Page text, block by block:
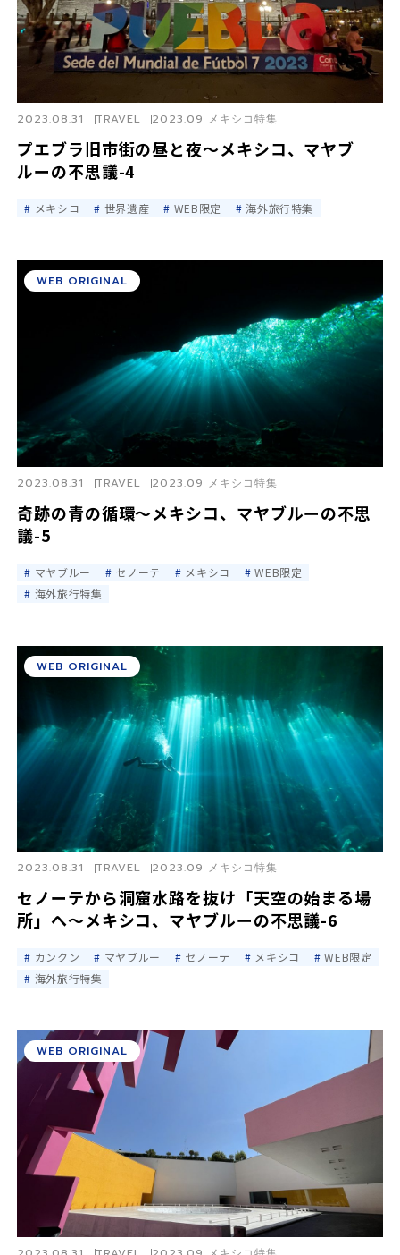
プエブラ旧市街の昼と夜〜メキシコ、マヤブ
ルーの不思議-4
2023.08.31 TRAVEL 2023.09 メキシコ特集
メキシコ 世界遺産 WEB限定 海外旅行特集
奇跡の青の循環〜メキシコ、マヤブルーの不思
議-5
2023.08.31 TRAVEL 2023.09 メキシコ特集
WEB ORIGINAL
マヤブルー セノーテ メキシコ
WEB限定
海外旅行特集
セノーテから洞窟水路を抜け「天空の始まる場
所」へ〜メキシコ、マヤブルーの不思議-6
2023.08.31 TRAVEL 2023.09 メキシコ特集
WEB ORIGINAL
カンクン マヤブルー セノーテ メキシコ
WEB限定
海外旅行特集
WEB ORIGINAL